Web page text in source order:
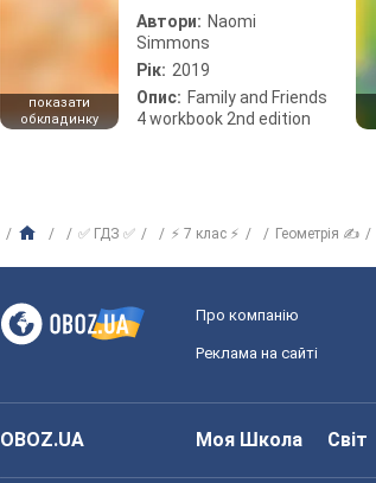
показати
обкладинку
Автори: Naomi
Simmons
Рік: 2019
Опис: Family and Friends
4 workbook 2nd edition
✅ ГДЗ ✅ ⚡ 7 клас ⚡ Геометрія ✍
Про компанію
Реклама на сайті
OBOZ.UA Моя Школа Світ